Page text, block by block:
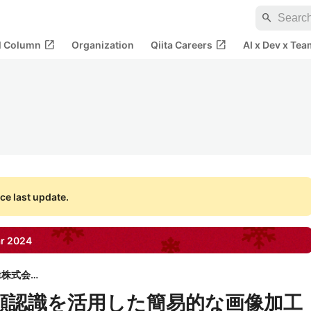
search
Column open_in_new Organization Qiita Careers open_in_new AI x Dev x
last update.
2024
bravesoft株式会社
識を活用した簡易的な画像加工